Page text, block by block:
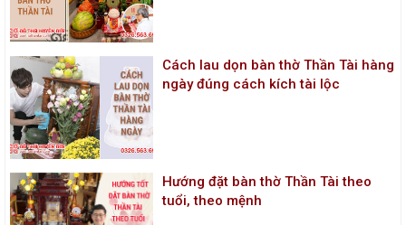
Cách lau dọn bàn thờ Thần Tài hàng
ngày đúng cách kích tài lộc
Hướng đặt bàn thờ Thần Tài theo
tuổi, theo mệnh